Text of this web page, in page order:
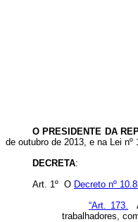
O PRESIDENTE DA
de outubro de 2013, e na Lei
DECRETA:
Art. 1º O Decreto nº
“Art. 173.
trabalhadores,